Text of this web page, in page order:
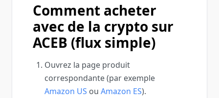
Comment acheter
avec de la crypto sur
ACEB (flux simple)
Ouvrez la page produit
correspondante (par exemple
Amazon US ou Amazon ES).